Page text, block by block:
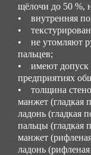
щёлочи до 50 %,
• внутренняя
•
• не утомляют
пальцев;
• имеют допуск
предприятиях
• толщина
манжет (гладкая
ладонь (гладкая
пальцы (гладкая
манжет
ладонь